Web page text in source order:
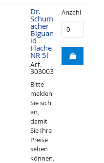
Dr.
Schum
acher
Biguan
id
Fläche
NR 5l
Art.
303003
Bitte
melden
Sie sich
an,
damit
Sie Ihre
Preise
sehen
können.
Anzahl